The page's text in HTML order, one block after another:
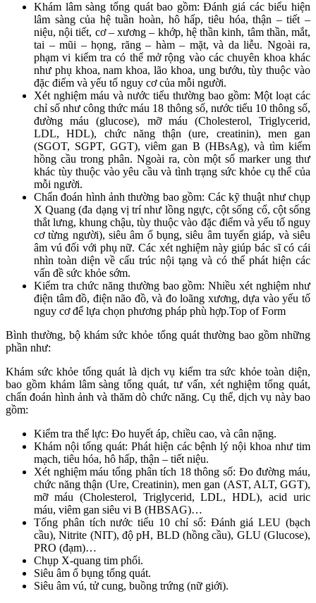
Khám lâm sàng tổng quát bao gồm: Đánh giá các biểu hiện
lâm sàng của hệ tuần hoàn, hô hấp, tiêu hóa, thận – tiết –
niệu, nội tiết, cơ – xương – khớp, hệ thần kinh, tâm thần, mắt,
tai – mũi – họng, răng – hàm – mặt, và da liễu. Ngoài ra,
phạm vi kiểm tra có thể mở rộng vào các chuyên khoa khác
như phụ khoa, nam khoa, lão khoa, ung bướu, tùy thuộc vào
đặc điểm và yếu tố nguy cơ của mỗi người.
Xét nghiệm máu và nước tiểu thường bao gồm: Một loạt các
chỉ số như công thức máu 18 thông số, nước tiểu 10 thông số,
đường máu (glucose), mỡ máu (Cholesterol, Triglycerid,
LDL, HDL), chức năng thận (ure, creatinin), men gan
(SGOT, SGPT, GGT), viêm gan B (HBsAg), và tìm kiếm
hồng cầu trong phân. Ngoài ra, còn một số marker ung thư
khác tùy thuộc vào yêu cầu và tình trạng sức khỏe cụ thể của
mỗi người.
Chẩn đoán hình ảnh thường bao gồm: Các kỹ thuật như chụp
X Quang (đa dạng vị trí như lồng ngực, cột sống cổ, cột sống
thắt lưng, khung chậu, tùy thuộc vào đặc điểm và yếu tố nguy
cơ từng người), siêu âm ổ bụng, siêu âm tuyến giáp, và siêu
âm vú đối với phụ nữ. Các xét nghiệm này giúp bác sĩ có cái
nhìn toàn diện về cấu trúc nội tạng và có thể phát hiện các
vấn đề sức khỏe sớm.
Kiểm tra chức năng thường bao gồm: Nhiều xét nghiệm như
điện tâm đồ, điện não đồ, và đo loãng xương, dựa vào yếu tố
nguy cơ để lựa chọn phương pháp phù hợp.Top of Form
Bình thường, bộ khám sức khỏe tổng quát thường bao gồm những
phần như:
Khám sức khỏe tổng quát là dịch vụ kiểm tra sức khỏe toàn diện,
bao gồm khám lâm sàng tổng quát, tư vấn, xét nghiệm tổng quát,
chẩn đoán hình ảnh và thăm dò chức năng. Cụ thể, dịch vụ này bao
gồm:
Kiểm tra thể lực: Đo huyết áp, chiều cao, và cân nặng.
Khám nội tổng quát: Phát hiện các bệnh lý nội khoa như tim
mạch, tiêu hóa, hô hấp, thận – tiết niệu.
Xét nghiệm máu tổng phân tích 18 thông số: Đo đường máu,
chức năng thận (Ure, Creatinin), men gan (AST, ALT, GGT),
mỡ máu (Cholesterol, Triglycerid, LDL, HDL), acid uric
máu, viêm gan siêu vi B (HBSAG)…
Tổng phân tích nước tiểu 10 chỉ số: Đánh giá LEU (bạch
cầu), Nitrite (NIT), độ pH, BLD (hồng cầu), GLU (Glucose),
PRO (đạm)…
Chụp X-quang tim phổi.
Siêu âm ổ bụng tổng quát.
Siêu âm vú, tử cung, buồng trứng (nữ giới).